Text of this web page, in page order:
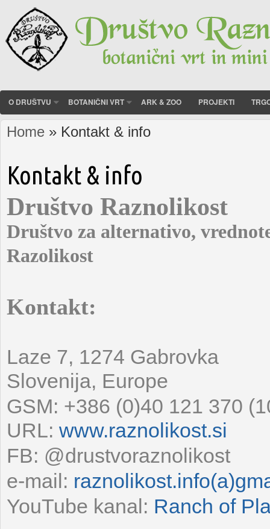
O DRUŠTVU BOTANIČNI VRT ARK & ZOO PROJEKTI
You are here
Home » Kontakt & info
Kontakt & info
Društvo Raznolikost
Društvo za alternativo,
Razolikost
Kontakt:
Laze 7, 1274 Gabrovka
Slovenija, Europe
GSM: +386 (0)40 121 370
URL: www.raznolikost.si
FB: @drustvoraznolikost
e-mail:
YouTube kanal: Ranch of